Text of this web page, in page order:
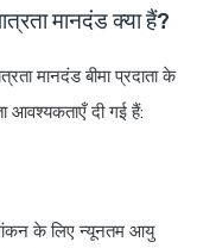
मानदंड क्या हैं?
मानदंड बीमा प्रदाता के
आवश्यकताएँ दी गई हैं:
के लिए न्यूनतम आयु